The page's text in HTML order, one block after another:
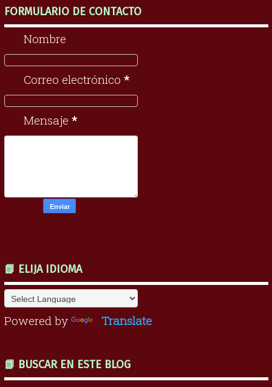
FORMULARIO DE CONTACTO
Nombre
Correo electrónico *
Mensaje *
📗 ELIJA IDIOMA
Powered by Translate
📗 BUSCAR EN ESTE BLOG